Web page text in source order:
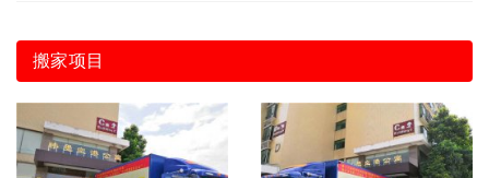
搬家项目